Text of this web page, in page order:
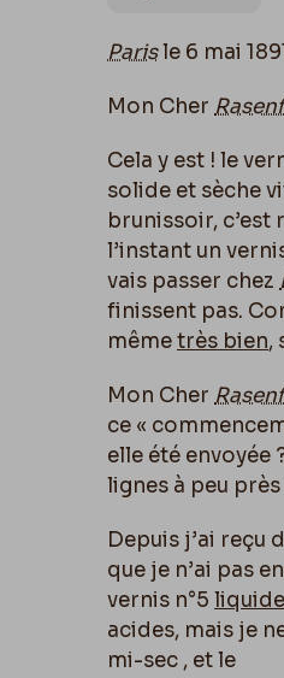
Parisle 6 mai 1891
Mon Cher
Cela y est ! le
solide et sèche
brunissoir,
l’instant un
vais passer chez
finissent pas.
mêmetrès bien,
Mon Cher
ce «
elle été envoyée
lignes à peu
Depuis j’ai reçu
que je n’ai pas
vernis n°5 liquide
acides, mais je
mi-sec , et le